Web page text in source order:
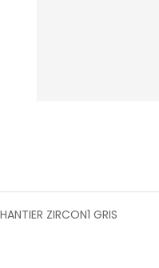
ZIRCON1 GRIS